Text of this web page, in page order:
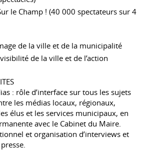
le Champ ! (40 000 spectateurs sur 4
de la ville et de la municipalité
de la ville et de l’action
: rôle d’interface sur tous les sujets
les médias locaux, régionaux,
élus et les services municipaux, en
avec le Cabinet du Maire.
et organisation d’interviews et